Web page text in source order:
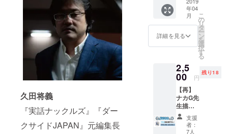
久田将義
『実話ナックルズ』『ダー
クサイドJAPAN』元編集長
デザイ
ンで
す。 ・
ミニタ
オル
（約
H200m
m 綿
100％）
・ス
テッ
カー
（約
91mm×
55mm
年04
月
詳細を見る
こ
の
リ
タ
ー
ン
を
選
択
す
る
2,5
00 円
残り18
【再】
ナカG先
生描き
下ろし
マフ
ラータ
支援
者：
7人